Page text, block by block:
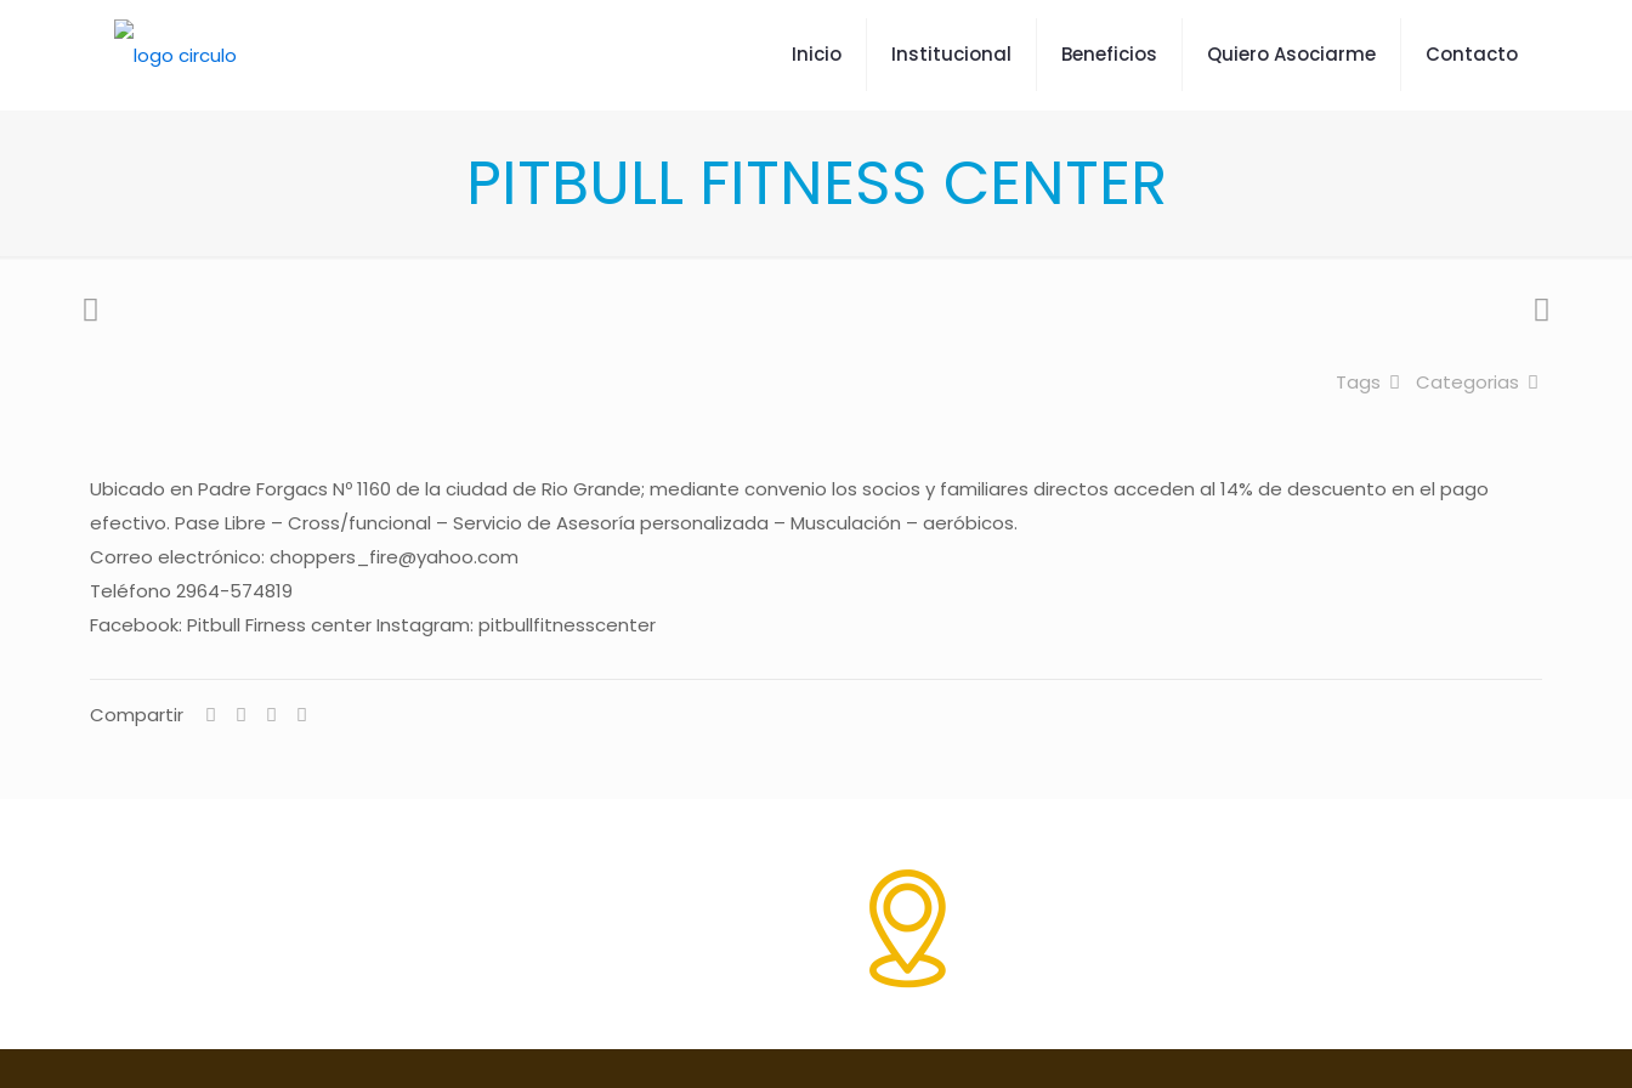
Inicio Institucional Beneficios Quiero Asociarme Contacto
PITBULL FITNESS CENTER
Categorias
Tags
Ubicado en Padre Forgacs Nº 1160 de la ciudad de Rio Grande; mediante convenio los socios y familiares directos acceden al 14% de descuento en el pago
efectivo. Pase Libre – Cross/funcional – Servicio de Asesoría personalizada – Musculación – aeróbicos.
Correo electrónico: choppers_fire@yahoo.com
Teléfono 2964-574819
Facebook: Pitbull Firness center Instagram: pitbullfitnesscenter
Compartir